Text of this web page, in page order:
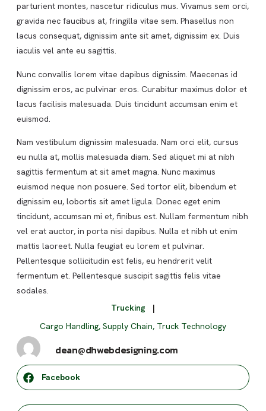
parturient montes, nascetur ridiculus mus. Vivamus sem orci,
gravida nec faucibus at, fringilla vitae sem. Phasellus non
lacus consequat, dignissim ante sit amet, dignissim ex. Duis
iaculis vel ante eu sagittis.
Nunc convallis lorem vitae dapibus dignissim. Maecenas id
dignissim eros, ac pulvinar eros. Curabitur maximus dolor et
lacus facilisis malesuada. Duis tincidunt accumsan enim et
euismod.
Nam vestibulum dignissim malesuada. Nam orci elit, cursus
eu nulla at, mollis malesuada diam. Sed aliquet mi at nibh
sagittis fermentum at sit amet magna. Nunc maximus
euismod neque non posuere. Sed tortor elit, bibendum et
dignissim eu, lobortis sit amet ligula. Donec eget enim
tincidunt, accumsan mi et, finibus est. Nullam fermentum nibh
vel erat auctor, in porta nisi dapibus. Nulla et nibh ut enim
mattis laoreet. Nulla feugiat eu lorem et pulvinar.
Pellentesque sollicitudin est felis, eu hendrerit velit
fermentum et. Pellentesque suscipit sagittis felis vitae
sodales.
Trucking
|
Cargo Handling, Supply Chain, Truck Technology
dean@dhwebdesigning.com
Facebook